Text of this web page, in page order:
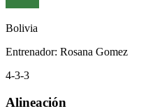
Bolivia
Entrenador: Rosana Gomez
4-3-3
Alineación